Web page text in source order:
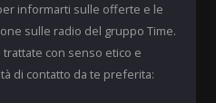
informarti sulle offerte e le
sulle radio del gruppo Time.
con senso etico e
di contatto da te preferita: